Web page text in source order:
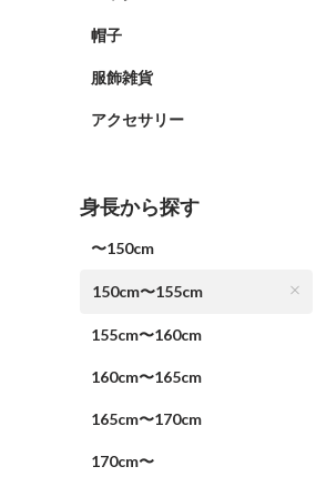
帽子
服飾雑貨
アクセサリー
身長から探す
〜150cm
150cm〜155cm
155cm〜160cm
160cm〜165cm
165cm〜170cm
170cm〜